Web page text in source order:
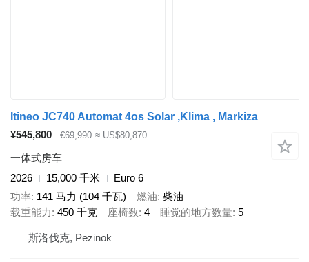
Itineo JC740 Automat 4os Solar ,Klima , Markiza
¥545,800
€69,990 ≈ US$80,870
一体式房车
2026
15,000 千米
Euro 6
功率 141 马力 (104 千瓦) 燃油 柴油
载重能力 450 千克 座椅数 4 睡觉的地方数量 5
斯洛伐克, Pezinok